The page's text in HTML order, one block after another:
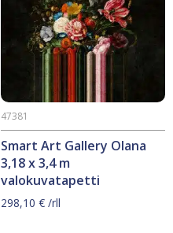
Smart Art Gallery Olana
3,18 x 3,4 m
valokuvatapetti
47381
298,10 € /rll